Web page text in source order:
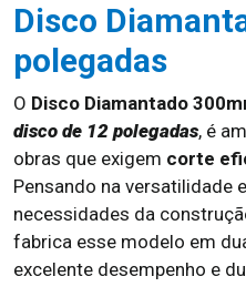
Disco
polegadas
O Disco Diamantado
disco de 12 polegadas, é
obras que exigem corte
Pensando na versatilidade
necessidades da
fabrica esse modelo em
excelente desempenho e